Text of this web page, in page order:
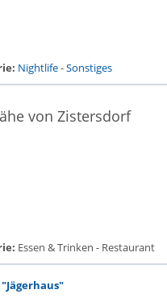
Nightlife-Sonstiges
von Zistersdorf
Essen & Trinken - Restaurant